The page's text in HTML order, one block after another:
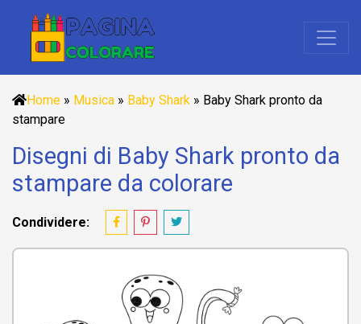
Home » Musica » Baby Shark » Baby Shark pronto da
stampare
Disegni di Baby Shark pronto da
stampare da colorare
Condividere: